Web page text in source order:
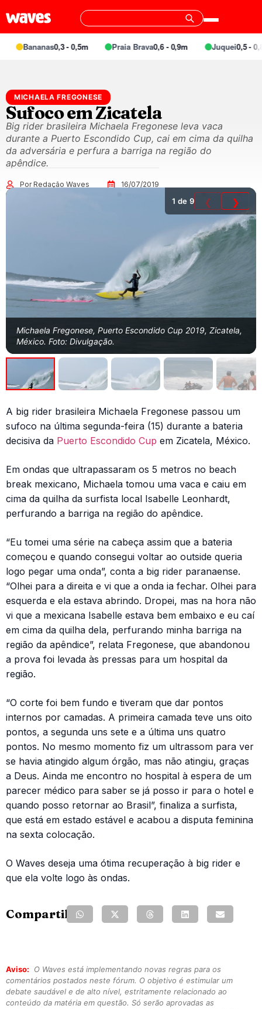
Bananas0,3 - 0,5m Praia Brava0,6 - 0,9m Juquei0,5 -
MICHAELA FREGONESE
Sufoco em Zicatela
Big rider brasileira Michaela Fregonese leva vaca
durante a Puerto Escondido Cup, cai em cima da quilha
da adversária e perfura a barriga na região do
apêndice.
Por Redação Waves 16/07/2019
Michaela Fregonese, Puerto Escondido Cup 2019, Zicatela,
México. Foto: Divulgação.
1 de 9 ❮ ❯
A big rider brasileira Michaela Fregonese passou um
sufoco na última segunda-feira (15) durante a bateria
decisiva da Puerto Escondido Cup em Zicatela, México.
Em ondas que ultrapassaram os 5 metros no beach
break mexicano, Michaela tomou uma vaca e caiu em
cima da quilha da surfista local Isabelle Leonhardt,
perfurando a barriga na região do apêndice.
“Eu tomei uma série na cabeça assim que a bateria
começou e quando consegui voltar ao outside queria
logo pegar uma onda”, conta a big rider paranaense.
“Olhei para a direita e vi que a onda ia fechar. Olhei para
esquerda e ela estava abrindo. Dropei, mas na hora não
vi que a mexicana Isabelle estava bem embaixo e eu caí
em cima da quilha dela, perfurando minha barriga na
região da apêndice”, relata Fregonese, que abandonou
a prova foi levada às pressas para um hospital da
região.
“O corte foi bem fundo e tiveram que dar pontos
internos por camadas. A primeira camada teve uns oito
pontos, a segunda uns sete e a última uns quatro
pontos. No mesmo momento fiz um ultrassom para ver
se havia atingido algum órgão, mas não atingiu, graças
a Deus. Ainda me encontro no hospital à espera de um
parecer médico para saber se já posso ir para o hotel e
quando posso retornar ao Brasil”, finaliza a surfista,
que está em estado estável e acabou a disputa feminina
na sexta colocação.
O Waves deseja uma ótima recuperação à big rider e
que ela volte logo às ondas.
Compartilhe:
Aviso:
O Waves está implementando novas regras para os
comentários postados neste fórum. O objetivo é estimular um
debate saudável e de alto nível, estritamente relacionado ao
conteúdo da matéria em questão. Só serão aprovadas as